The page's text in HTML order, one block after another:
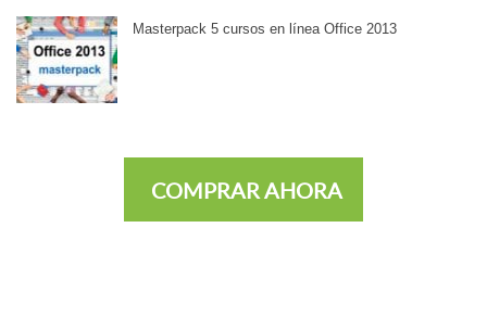
Masterpack 5 cursos en línea Office 2013
COMPRAR AHORA